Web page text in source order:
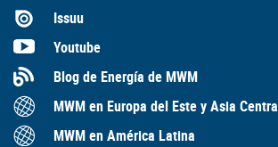
Issuu
Youtube
Blog de Energía de MWM
MWM en Europa del Este y Asia Centra
MWM en América Latina